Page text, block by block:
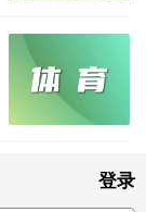
登录